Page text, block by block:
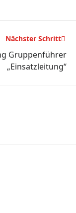
Nächster Schritt
Gruppenführer
„Einsatzleitung“